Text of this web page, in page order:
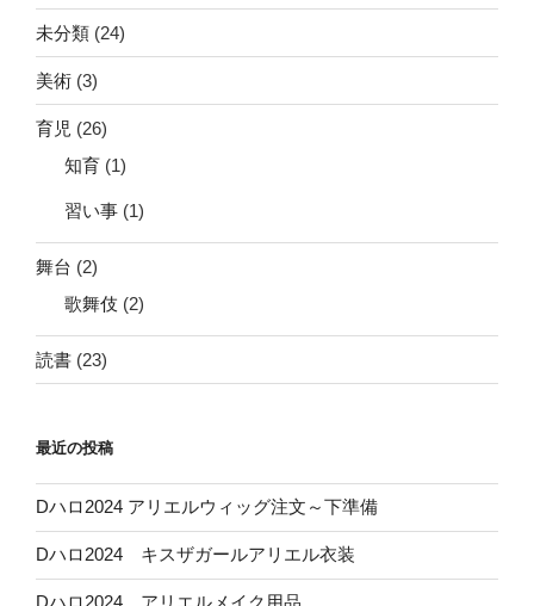
未分類 (24)
美術 (3)
育児 (26)
知育 (1)
習い事 (1)
舞台 (2)
歌舞伎 (2)
読書 (23)
最近の投稿
Dハロ2024 アリエルウィッグ注文～下準備
Dハロ2024 キスザガールアリエル衣装